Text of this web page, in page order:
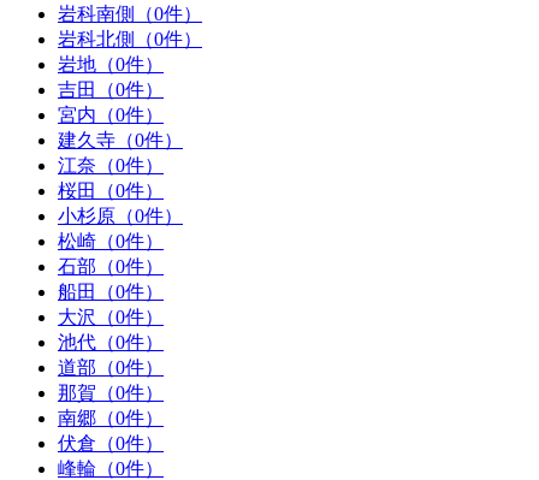
岩科南側（0件）
岩科北側（0件）
岩地（0件）
吉田（0件）
宮内（0件）
建久寺（0件）
江奈（0件）
桜田（0件）
小杉原（0件）
松崎（0件）
石部（0件）
船田（0件）
大沢（0件）
池代（0件）
道部（0件）
那賀（0件）
南郷（0件）
伏倉（0件）
峰輪（0件）